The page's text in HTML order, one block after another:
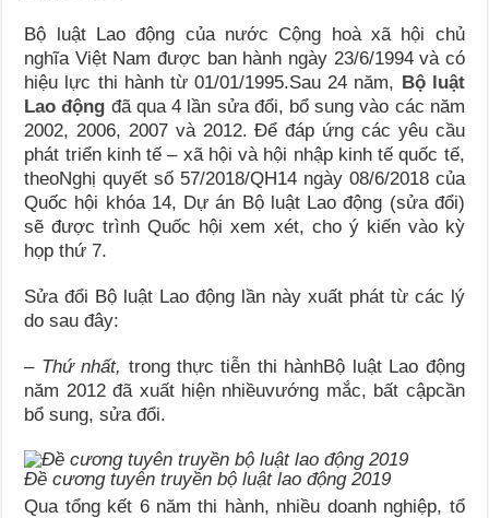
Bộ luật Lao động của nước Cộng hoà xã hội chủ
nghĩa Việt Nam được ban hành ngày 23/6/1994 và có
hiệu lực thi hành từ 01/01/1995.Sau 24 năm, Bộ luật
Lao động đã qua 4 lần sửa đổi, bổ sung vào các năm
2002, 2006, 2007 và 2012. Để đáp ứng các yêu cầu
phát triển kinh tế – xã hội và hội nhập kinh tế quốc tế,
theoNghị quyết số 57/2018/QH14 ngày 08/6/2018 của
Quốc hội khóa 14, Dự án Bộ luật Lao động (sửa đổi)
sẽ được trình Quốc hội xem xét, cho ý kiến vào kỳ
họp thứ 7.
Sửa đổi Bộ luật Lao động lần này xuất phát từ các lý
do sau đây:
– Thứ nhất, trong thực tiễn thi hànhBộ luật Lao động
năm 2012 đã xuất hiện nhiềuvướng mắc, bất cậpcần
bổ sung, sửa đổi.
Đề cương tuyên truyền bộ luật lao động 2019
Qua tổng kết 6 năm thi hành, nhiều doanh nghiệp, tổ